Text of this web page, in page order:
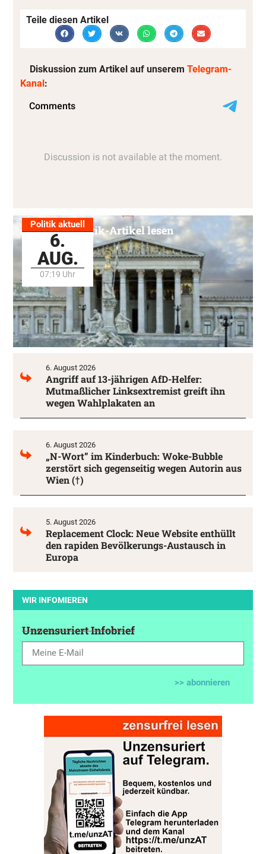
Teile diesen Artikel
Diskussion zum Artikel auf unserem Telegram-
Kanal:
Politik aktuell
6.
AUG.
07:19 Uhr
Alle Politik-Artikel lesen
6. August 2026
Angriff auf 13-jährigen AfD-Helfer:
Mutmaßlicher Linksextremist greift ihn
wegen Wahlplakaten an
6. August 2026
„N-Wort” im Kinderbuch: Woke-Bubble
zerstört sich gegenseitig wegen Autorin aus
Wien (†)
5. August 2026
Replacement Clock: Neue Website enthüllt
den rapiden Bevölkerungs-Austausch in
Europa
WIR INFOMIEREN
Unzensuriert Infobrief
>> abonnieren